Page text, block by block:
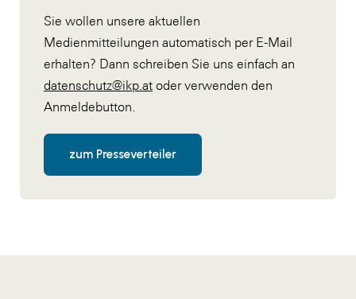
Sie wollen unsere aktuellen
Medienmitteilungen automatisch per E-Mail
erhalten? Dann schreiben Sie uns einfach an
datenschutz@ikp.at oder verwenden den
Anmeldebutton.
zum Presseverteiler